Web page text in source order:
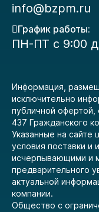
info@bzpm.ru
График работы:
ПН-ПТ с 9:00
Информация,
исключительно
публичной
437 Гражданского
Указанные на сайте
условия поставки и
исчерпывающими и
предварительного
актуальной
компании.
Общество с